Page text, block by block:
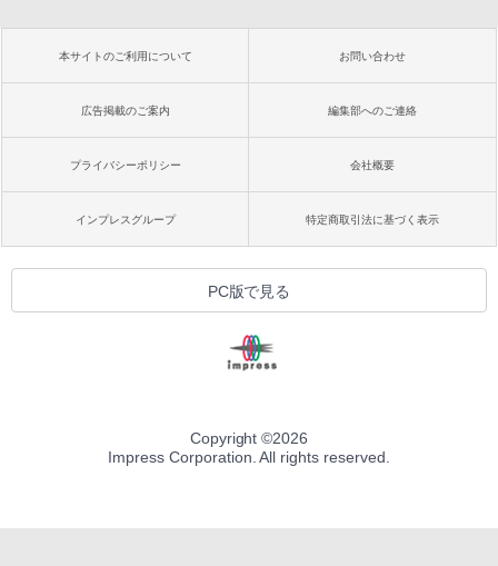
本サイトのご利用について お問い合わせ
広告掲載のご案内 編集部へのご連絡
プライバシーポリシー 会社概要
インプレスグループ 特定商取引法に基づく表示
PC版で見る
Copyright ©2026
Impress Corporation. All rights reserved.